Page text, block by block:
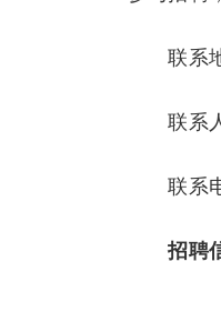
联系地
联系人
联系电
招聘